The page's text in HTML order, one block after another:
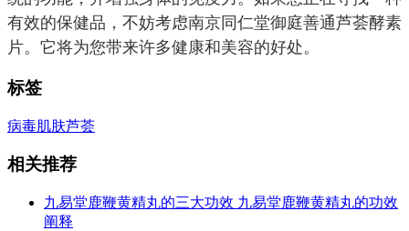
有效的保健品，不妨考虑南京同仁堂御庭善通芦荟酵素
片。它将为您带来许多健康和美容的好处。
标签
病毒肌肤芦荟
相关推荐
九易堂鹿鞭黄精丸的三大功效 九易堂鹿鞭黄精丸的功效
阐释